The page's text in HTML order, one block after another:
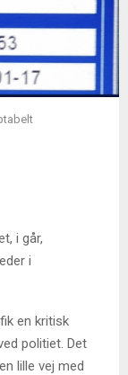
i går,
i
en kritisk
politiet. Det
lille vej med